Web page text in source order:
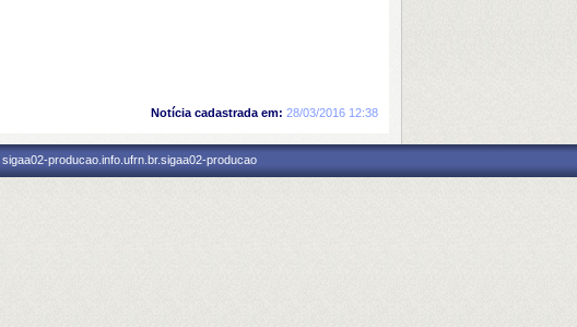
Notícia cadastrada em: 28/03/2016 12:38
producao.info.ufrn.br.sigaa02-producao